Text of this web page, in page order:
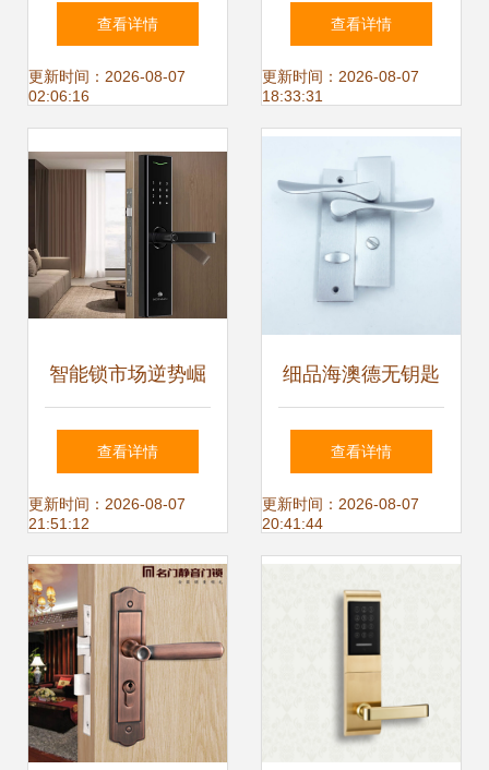
JS860评测 机械与
智能的完美融合
查看详情
更新时间：2026-08-07
02:06:16
械门锁遇上现代智
能科技
查看详情
更新时间：2026-08-07
18:33:31
智能锁市场逆势崛
起 双十一销量与销
售额创新高，机械
门锁亟待变革
查看详情
更新时间：2026-08-07
21:51:12
细品海澳德无钥匙
浴室门锁 实用与质
感的交融
查看详情
更新时间：2026-08-07
20:41:44